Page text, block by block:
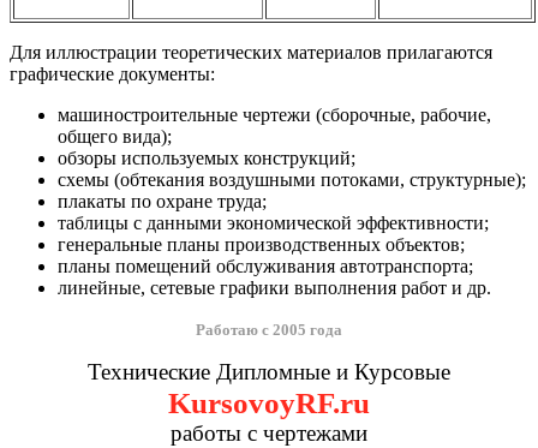
Для иллюстрации теоретических материалов прилагаются
графические документы:
машиностроительные чертежи (сборочные, рабочие,
общего вида);
обзоры используемых конструкций;
схемы (обтекания воздушными потоками, структурные);
плакаты по охране труда;
таблицы с данными экономической эффективности;
генеральные планы производственных объектов;
планы помещений обслуживания автотранспорта;
линейные, сетевые графики выполнения работ и др.
Работаю с 2005 года
Технические Дипломные и Курсовые
KursovoyRF.ru
работы с чертежами